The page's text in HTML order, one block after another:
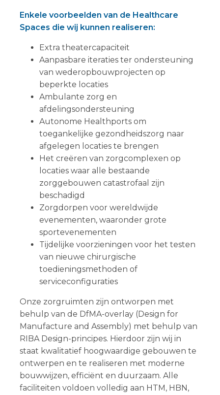
Enkele voorbeelden van de Healthcare
Spaces die wij kunnen realiseren:
Extra theatercapaciteit
Aanpasbare iteraties ter ondersteuning
van wederopbouwprojecten op
beperkte locaties
Ambulante zorg en
afdelingsondersteuning
Autonome Healthports om
toegankelijke gezondheidszorg naar
afgelegen locaties te brengen
Het creëren van zorgcomplexen op
locaties waar alle bestaande
zorggebouwen catastrofaal zijn
beschadigd
Zorgdorpen voor wereldwijde
evenementen, waaronder grote
sportevenementen
Tijdelijke voorzieningen voor het testen
van nieuwe chirurgische
toedieningsmethoden of
serviceconfiguraties
Onze zorgruimten zijn ontworpen met
behulp van de DfMA-overlay (Design for
Manufacture and Assembly) met behulp van
RIBA Design-principes. Hierdoor zijn wij in
staat kwalitatief hoogwaardige gebouwen te
ontwerpen en te realiseren met moderne
bouwwijzen, efficiënt en duurzaam. Alle
faciliteiten voldoen volledig aan HTM, HBN,